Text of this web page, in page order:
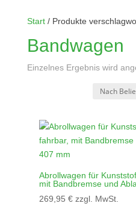
Start/ Produkte
Bandwagen
Einzelnes Ergebnis wird
Abrollwagen für
mit Bandbremse und
269,95 € zzgl. MwSt.